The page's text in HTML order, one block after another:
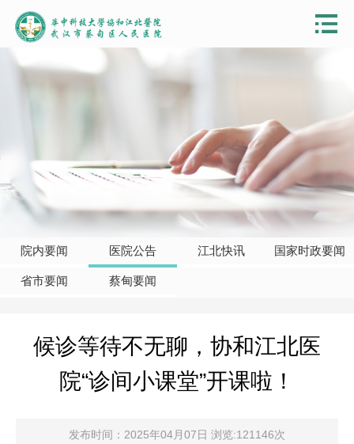
院内要闻 医院公告 江北快讯 国家时政要闻
省市要闻 蔡甸要闻
候诊等待不无聊，协和江北医
院“诊间小课堂”开课啦！
发布时间：2025年04月07日 浏览:121146次